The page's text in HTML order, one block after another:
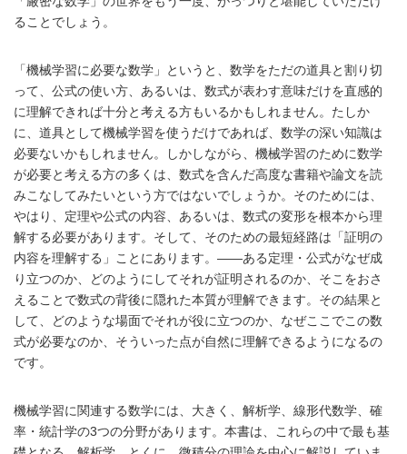
ることでしょう。
「機械学習に必要な数学」というと、数学をただの道具と割り切
って、公式の使い方、あるいは、数式が表わす意味だけを直感的
に理解できれば十分と考える方もいるかもしれません。たしか
に、道具として機械学習を使うだけであれば、数学の深い知識は
必要ないかもしれません。しかしながら、機械学習のために数学
が必要と考える方の多くは、数式を含んだ高度な書籍や論文を読
みこなしてみたいという方ではないでしょうか。そのためには、
やはり、定理や公式の内容、あるいは、数式の変形を根本から理
解する必要があります。そして、そのための最短経路は「証明の
内容を理解する」ことにあります。――ある定理・公式がなぜ成
り立つのか、どのようにしてそれが証明されるのか、そこをおさ
えることで数式の背後に隠れた本質が理解できます。その結果と
して、どのような場面でそれが役に立つのか、なぜここでこの数
式が必要なのか、そういった点が自然に理解できるようになるの
です。
機械学習に関連する数学には、大きく、解析学、線形代数学、確
率・統計学の3つの分野があります。本書は、これらの中で最も基